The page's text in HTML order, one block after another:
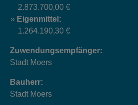
2.873.700,00 €
Eigenmittel:
1.264.190,30 €
Zuwendungsempfänger:
Stadt Moers
Bauherr:
Stadt Moers